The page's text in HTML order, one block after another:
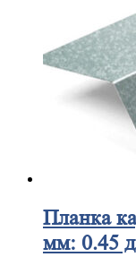
Планка
мм: 0.45